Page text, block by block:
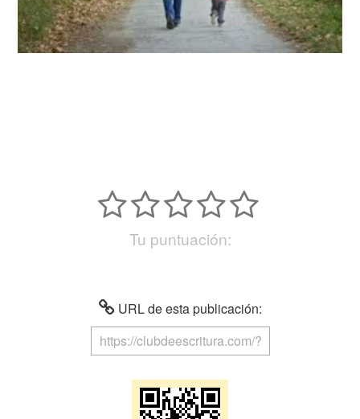
Tu puntuación:
URL de esta publicación: